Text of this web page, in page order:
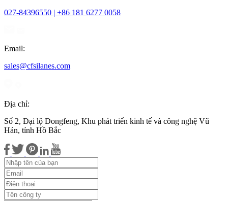
027-84396550 | +86 181 6277 0058
Email:
sales@cfsilanes.com
Địa chỉ:
Số 2, Đại lộ Dongfeng, Khu phát triển kinh tế và công nghệ Vũ
Hán, tỉnh Hồ Bắc